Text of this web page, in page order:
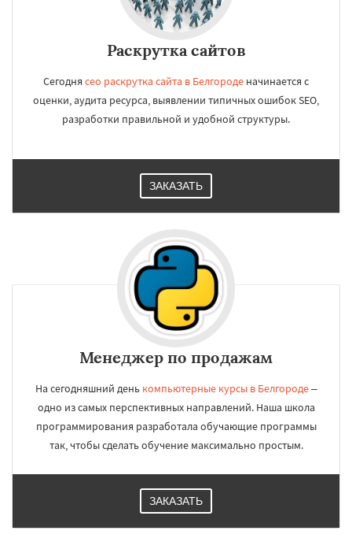
Раскрутка сайтов
Сегодня сео раскрутка сайта в Белгороде начинается с
оценки, аудита ресурса, выявлении типичных ошибок SEO,
разработки правильной и удобной структуры.
ЗАКАЗАТЬ
Менеджер по продажам
На сегодняшний день компьютерные курсы в Белгороде–
одно из самых перспективных направлений. Наша школа
программирования разработала обучающие программы
так, чтобы сделать обучение максимально простым.
ЗАКАЗАТЬ